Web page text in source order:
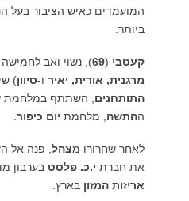
המועמדים כאיש הציבור בעל
ביותר.
קעטבי (
69), נשוי ואב
מרגנית, אורית, יאיר ו-סיוון)
התותחנים , השתתף במלחמת
ההתשה , מלחמת יום כיפור
לאחר שחרורו מצהל , פנה אל
את חברת י.כ. פלסט בערבון
אריזות המזון בארץ.